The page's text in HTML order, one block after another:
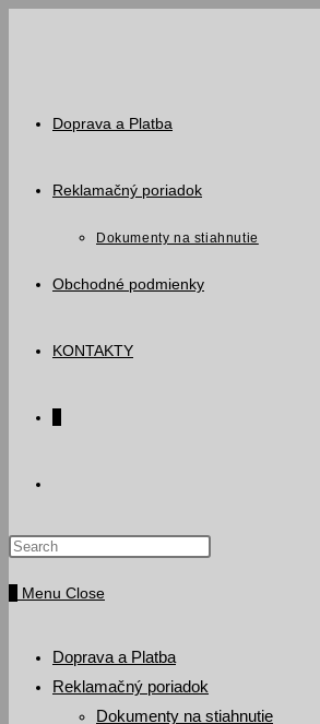
Doprava a Platba
Reklamačný poriadok
Dokumenty na stiahnutie
Obchodné podmienky
KONTAKTY
website
panel.
Menu Close
Doprava a Platba
Reklamačný poriadok
Dokumenty na stiahnutie